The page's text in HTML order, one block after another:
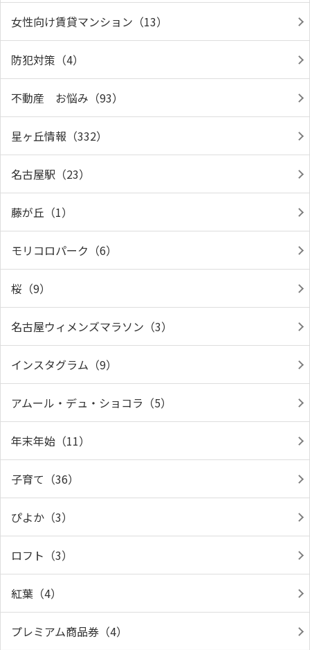
女性向け賃貸マンション（13）
防犯対策（4）
不動産 お悩み（93）
星ヶ丘情報（332）
名古屋駅（23）
藤が丘（1）
モリコロパーク（6）
桜（9）
名古屋ウィメンズマラソン（3）
インスタグラム（9）
アムール・デュ・ショコラ（5）
年末年始（11）
子育て（36）
ぴよか（3）
ロフト（3）
紅葉（4）
プレミアム商品券（4）